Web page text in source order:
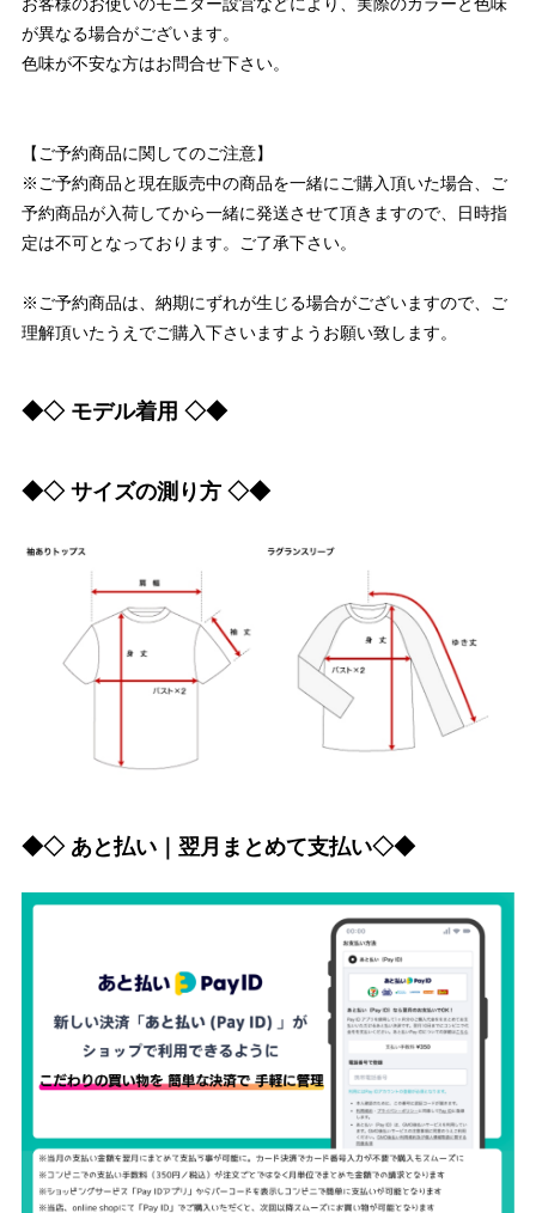
が異なる場合がございます。
色味が不安な方はお問合せ下さい。
【ご予約商品に関してのご注意】
※ご予約商品と現在販売中の商品を一緒にご購入頂いた場合、ご
予約商品が入荷してから一緒に発送させて頂きますので、日時指
定は不可となっております。ご了承下さい。
※ご予約商品は、納期にずれが生じる場合がございますので、ご
理解頂いたうえでご購入下さいますようお願い致します。
◆◇ モデル着用 ◇◆
◆◇ サイズの測り方 ◇◆
◆◇ あと払い｜翌月まとめて支払い◇◆